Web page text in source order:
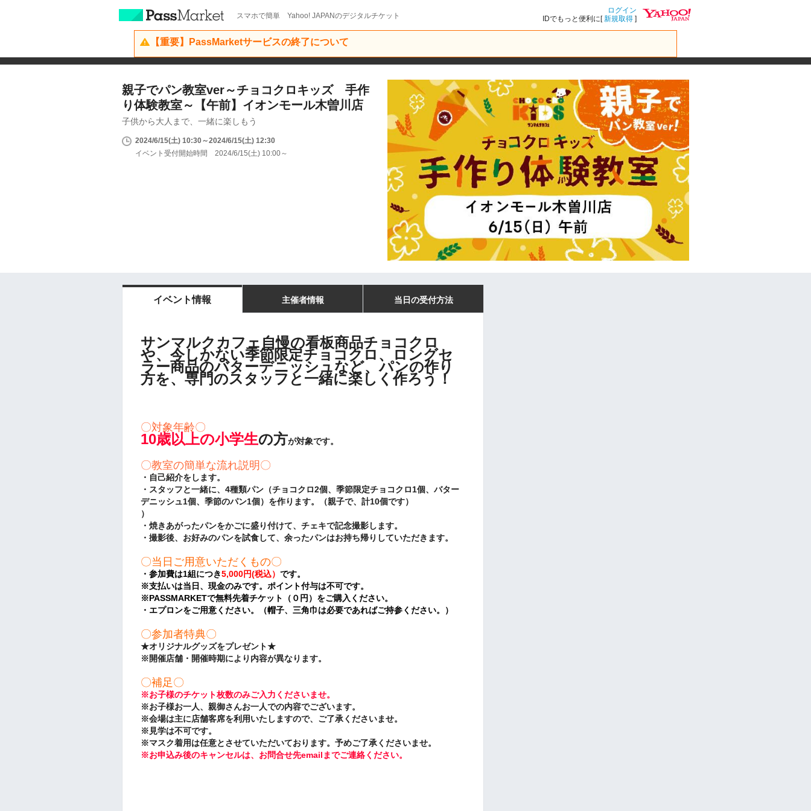
スマホで簡単 Yahoo! JAPANのデジタルチケット
ログイン
IDでもっと便利に[新規取得 ]
【重要】PassMarketサービスの終了について
親子でパン教室ver～チョコクロキッズ 手作
り体験教室～【午前】イオンモール木曽川店
子供から大人まで、一緒に楽しもう
2024/6/15(土) 10:30～2024/6/15(土) 12:30
イベント受付開始時間 2024/6/15(土) 10:00～
イベント情報 主催者情報 当日の受付方法
サンマルクカフェ自慢の看板商品チョコクロ
や、今しかない季節限定チョコクロ、ロングセ
ラー商品のバターデニッシュなど、パンの作り
方を、専門のスタッフと一緒に楽しく作ろう！
〇対象年齢〇
10歳以上の小学生の方が対象です。
〇教室の簡単な流れ説明〇
・自己紹介をします。
・スタッフと一緒に、4種類パン（チョコクロ2個、季節限定チョコクロ1個、バター
デニッシュ1個、季節のパン1個）を作ります。（親子で、計10個です）
）
・焼きあがったパンをかごに盛り付けて、チェキで記念撮影します。
・撮影後、お好みのパンを試食して、余ったパンはお持ち帰りしていただきます。
〇当日ご用意いただくもの〇
・参加費は1組につき5,000円(税込） です。
※支払いは当日、現金のみです。ポイント付与は不可です。
※PASSMARKETで無料先着チケット（０円）をご購入ください。
・エプロンをご用意ください。（帽子、三角巾は必要であればご持参ください。）
〇参加者特典〇
★オリジナルグッズをプレゼント★
※開催店舗・開催時期により内容が異なります。
〇補足〇
※お子様のチケット枚数のみご入力くださいませ。
※お子様お一人、親御さんお一人での内容でございます。
※会場は主に店舗客席を利用いたしますので、 ご了承くださいませ。
※見学は不可です。
※マスク着用は任意とさせていただいております。予めご了承くださいませ。
※お申込み後のキャンセルは、お問合せ先emailまでご連絡ください。